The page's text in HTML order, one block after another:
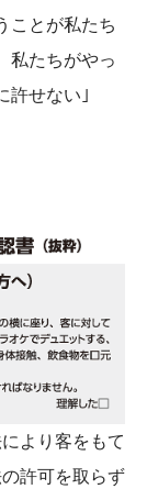
ことが私たち
私たちがやっ
許せない｣
より客をもて
許可を取らず